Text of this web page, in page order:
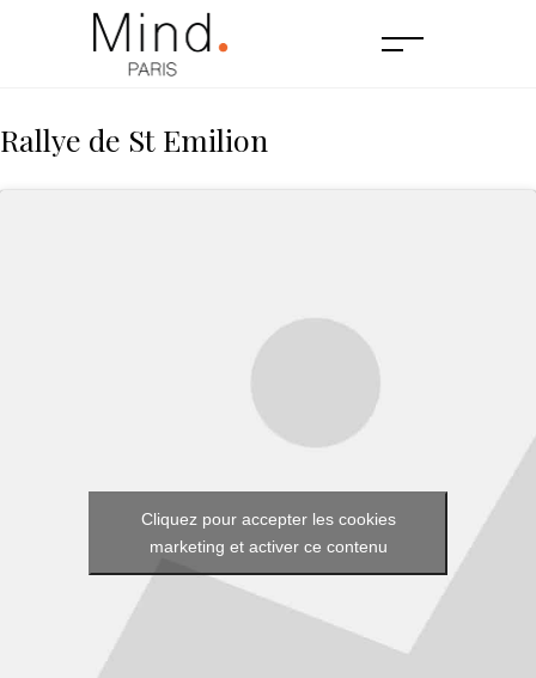
Rallye de St Emilion
Cliquez pour accepter les cookies
marketing et activer ce contenu